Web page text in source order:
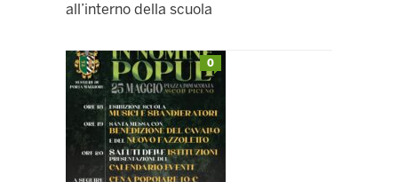
all’interno della scuola
0